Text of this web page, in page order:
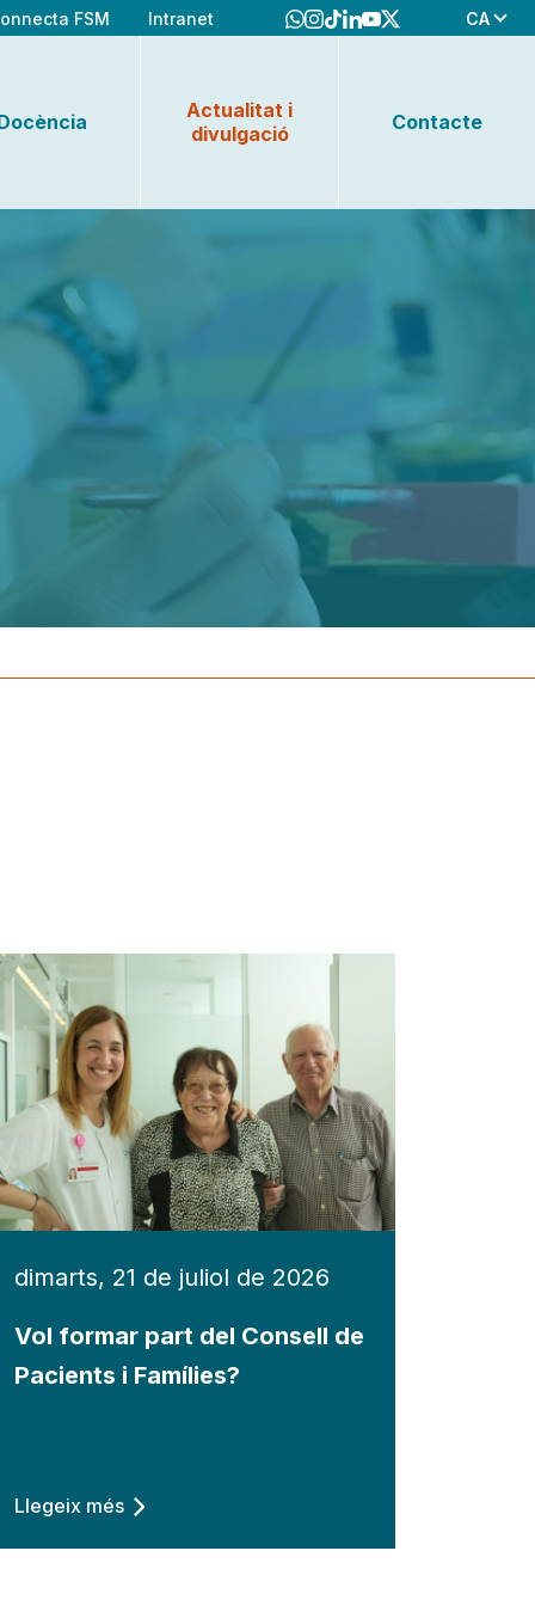
FSM Intranet CA
Actualitat i
divulgació
Contacte
dimarts, 21 de juliol de 2026
Vol formar part del Consell de
Pacients i Famílies?
Llegeix més